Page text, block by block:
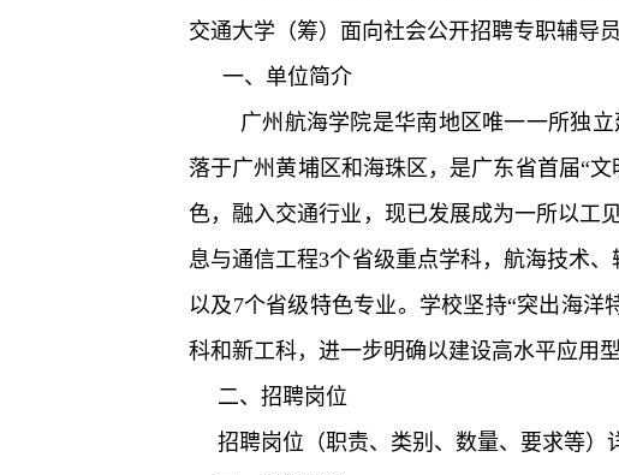
交通大学（筹）面向社会公开招聘专职辅导
一、单位简介
广州航海学院是华南地区唯一一所独
落于广州黄埔区和海珠区，是广东省首届“
色，融入交通行业，现已发展成为一所以工
息与通信工程3个省级重点学科，航海技术
以及7个省级特色专业。学校坚持“突出海
科和新工科，进一步明确以建设高水平应用
二、招聘岗位
招聘岗位（职责、类别、数量、要求等）